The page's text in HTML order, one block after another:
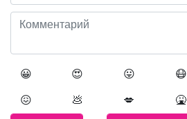
😀 😍 😛 😷
😖 💩 💋 🤮